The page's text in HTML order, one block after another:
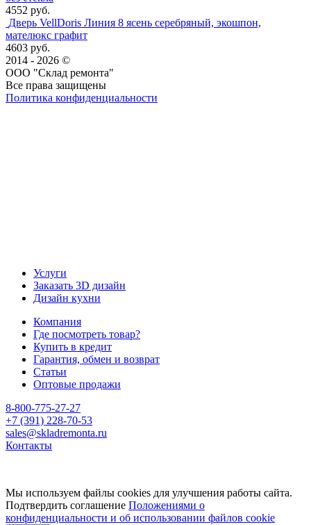
4552 руб.
Дверь VellDoris Линия 8 ясень серебряный, экошпон,
мателюкс графит
4603 руб.
2014 - 2026 ©
ООО "Склад ремонта"
Все права защищены
Политика конфиденциальности
Услуги
Заказать 3D дизайн
Дизайн кухни
Компания
Где посмотреть товар?
Купить в кредит
Гарантия, обмен и возврат
Статьи
Оптовые продажи
8-800-775-27-27
+7 (391) 228-70-53
sales@skladremonta.ru
Контакты
Мы используем файлы cookies для улучшения работы сайта.
Подтвердить соглашение Положениями о
конфиденциальности и об использовании файлов cookie